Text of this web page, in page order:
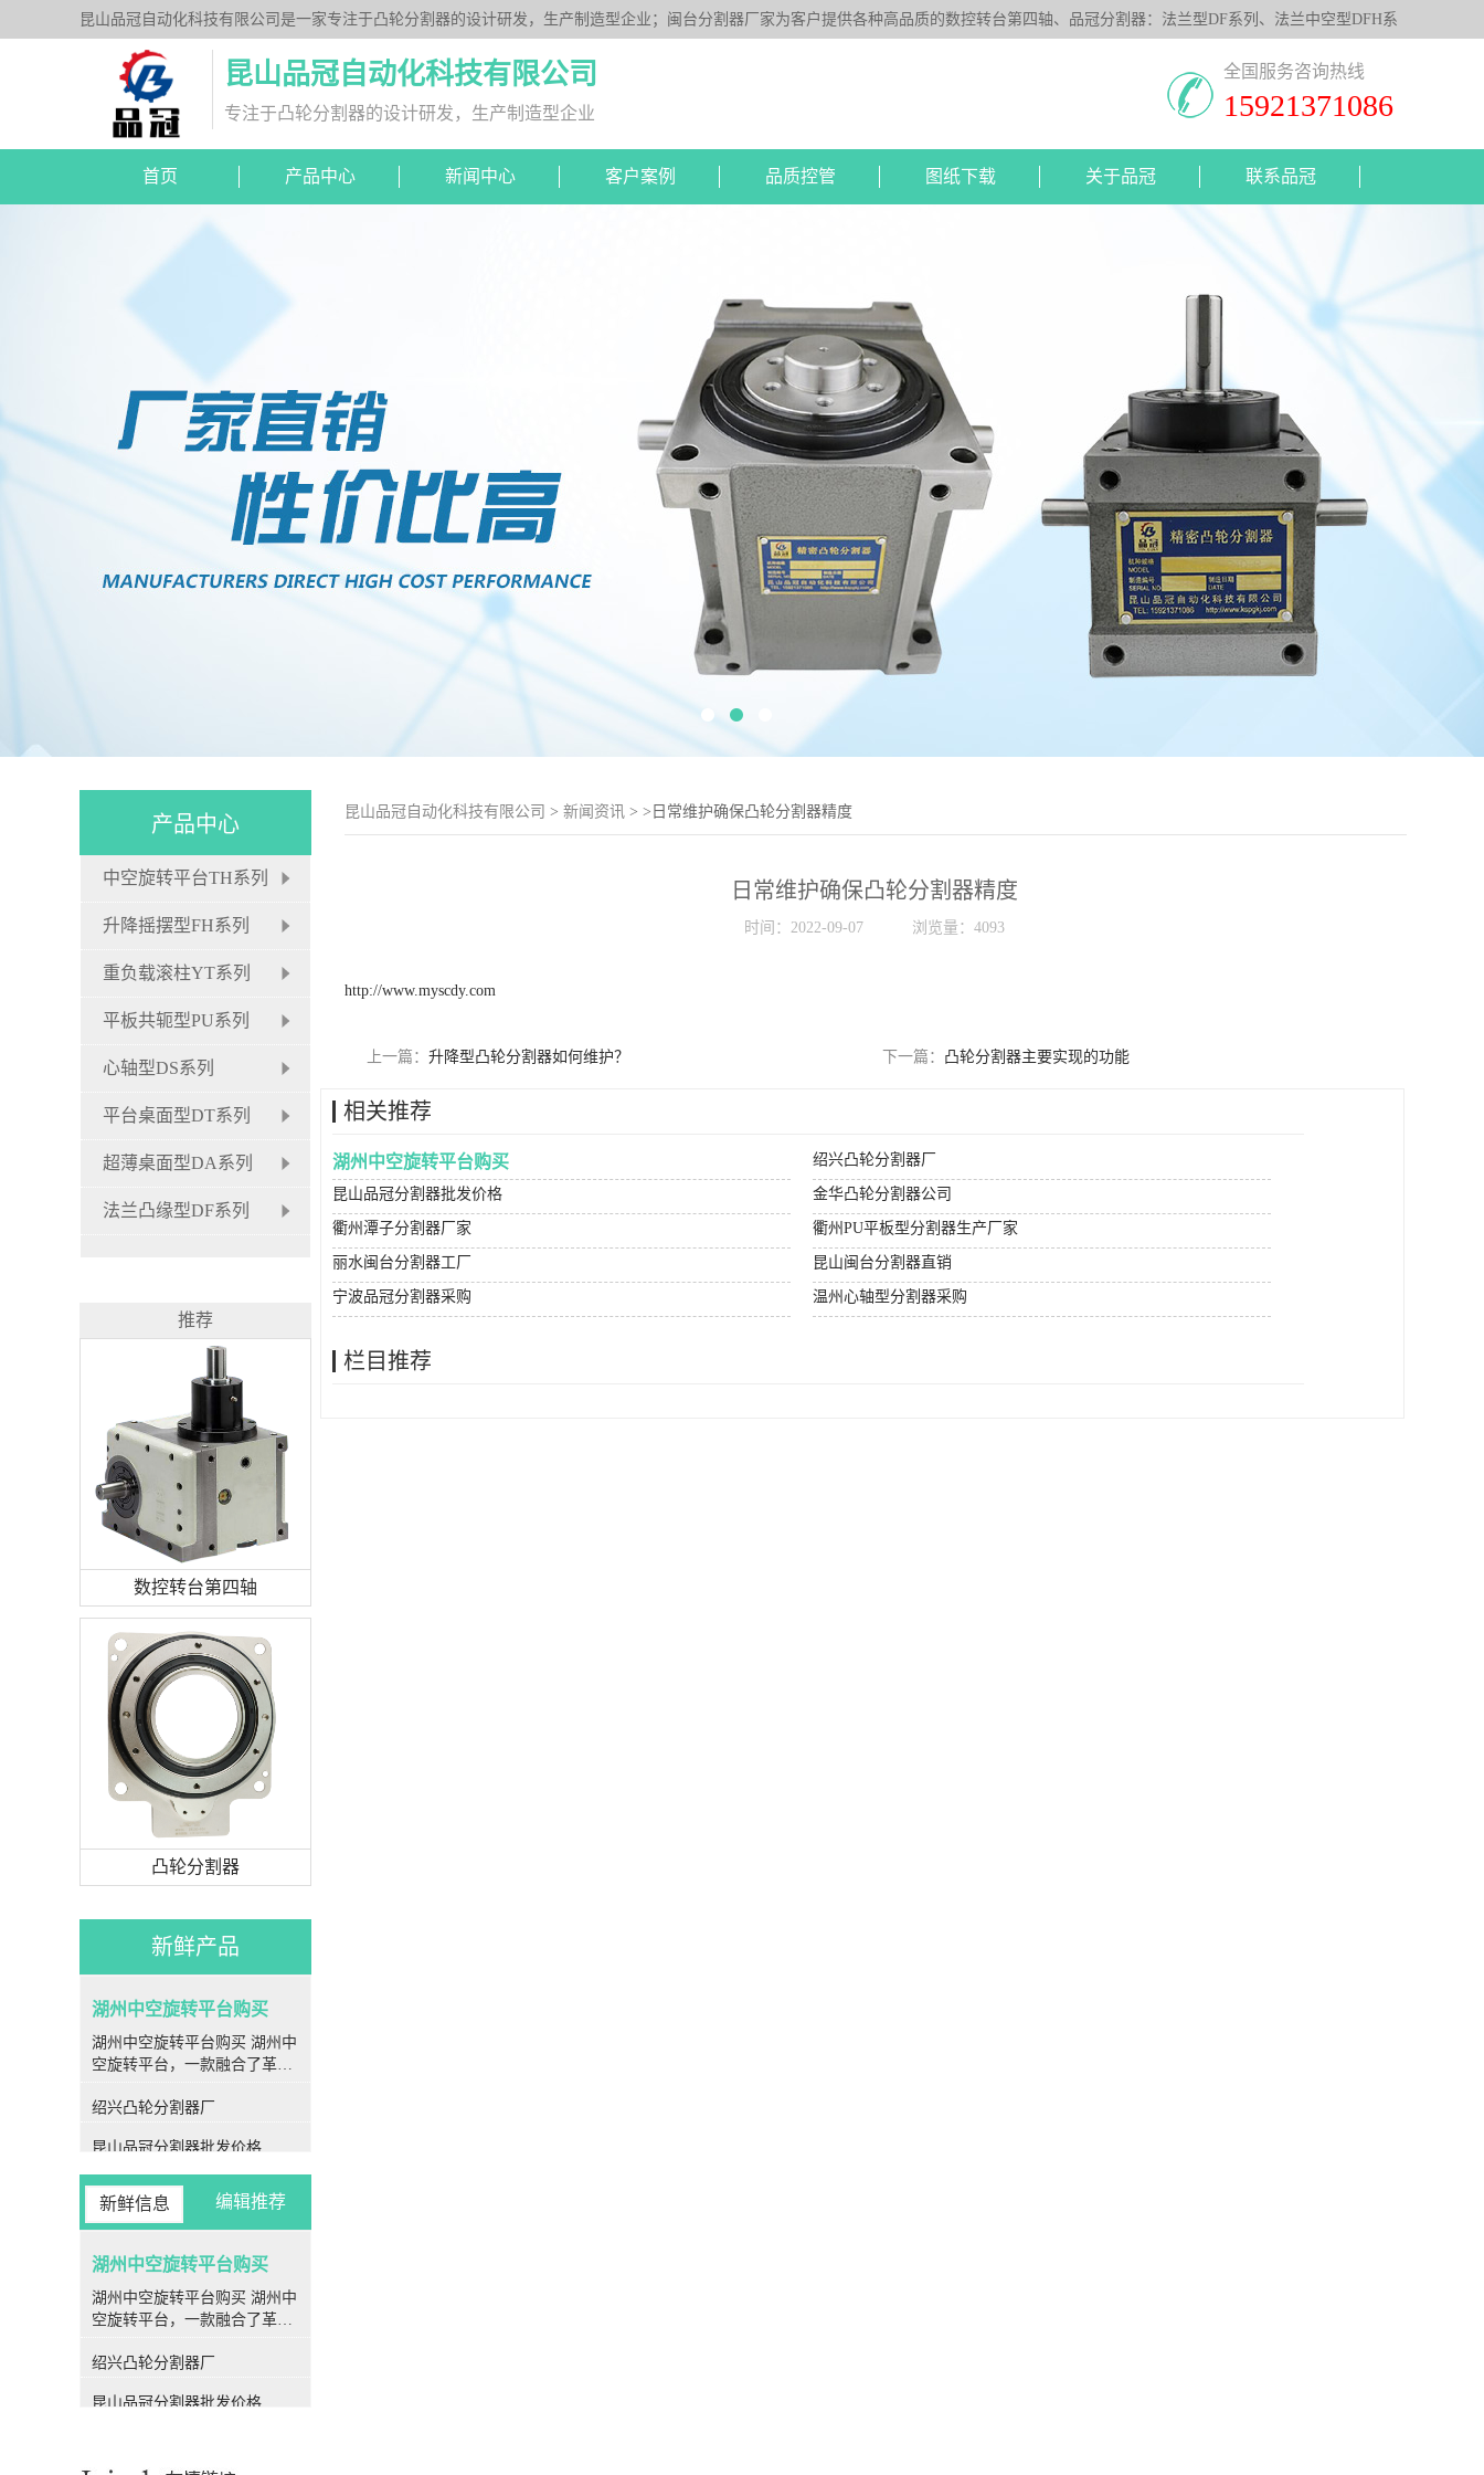
昆山品冠自动化科技有限公司是一家专注于凸轮分割器的设计研发，生产制造型企业；闽台分割器厂家为客户提供各种高品质的数控转台第四轴、品冠分割器：法兰型DF系列、法兰中空型DFH系
列、平台桌面型DT系列、超薄平台桌面型DA系列、心轴型DS系列、平板型PU系列、圆柱重负载型Y系列；公司凭借技术优势，可按照客户要求，提供非标定制服务。
昆山品冠自动化科技有限公司
专注于凸轮分割器的设计研发，生产制造型企业
全国服务咨询热线
15921371086
首页 产品中心 新闻中心 客户案例 品质控管 图纸下载 关于品冠 联系品冠
DA超薄平台桌面型
分割器图纸下载
昆山品冠自动化科技有限公司 > 新闻资讯 > >日常维护确保凸轮分割器精度
日常维护确保凸轮分割器精度
时间：2022-09-07 浏览量：4093
http://www.myscdy.com
上一篇： 升降型凸轮分割器如何维护？ 下一篇： 凸轮分割器主要实现的功能
相关推荐
湖州中空旋转平台购买 绍兴凸轮分割器厂
昆山品冠分割器批发价格 金华凸轮分割器公司
衢州潭子分割器厂家 衢州PU平板型分割器生产厂家
丽水闽台分割器工厂 昆山闽台分割器直销
宁波品冠分割器采购 温州心轴型分割器采购
栏目推荐
产品中心
中空旋转平台TH系列
升降摇摆型FH系列
重负载滚柱YT系列
平板共轭型PU系列
心轴型DS系列
平台桌面型DT系列
超薄桌面型DA系列
法兰凸缘型DF系列
推荐
数控转台第四轴
凸轮分割器
新鲜产品
湖州中空旋转平台购买
湖州中空旋转平台购买 湖州中
空旋转平台，一款融合了革命
置，为各种旋转运动场合提供
价比的解决方案。作为现代工
业生产中**的一部分，中空旋
转平台在各个行业领域均展现
出强大的应用潜力和优越性
平台的核心特点之一便是其*
特的中空结构设计。其转盘采
用中空设计，使得伺服电机可
以方便地连接在侧边，极大地
简化了气管和电线的安装，为
使用者提供了更为便捷的操作
体验。 **高刚性** 中空旋转
绍兴凸轮分割器厂
昆山品冠分割器批发价格
金华凸轮分割器公司
衢州潭子分割器厂家
衢州PU平板型分割器生产厂家
丽水闽台分割器工厂
新鲜信息 编辑推荐
湖州中空旋转平台购买
湖州中空旋转平台购买 湖州中
空旋转平台，一款融合了革命
置，为各种旋转运动场合提供
价比的解决方案。作为现代工
绍兴凸轮分割器厂
昆山品冠分割器批发价格